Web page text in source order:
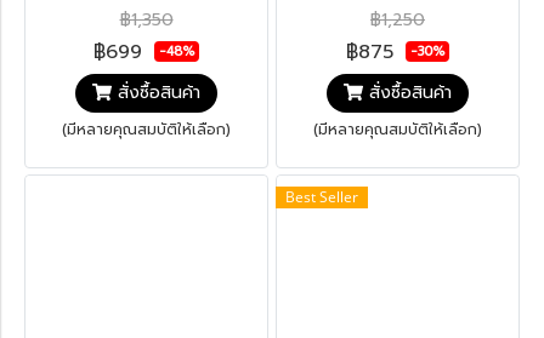
฿1,350
฿699 -48%
สั่งซื้อสินค้า
(มีหลายคุณสมบัติให้เลือก)
฿1,250
฿875 -30%
สั่งซื้อสินค้า
(มีหลายคุณสมบัติให้เลือก)
Best Seller